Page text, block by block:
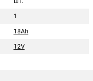
1
18Ah
12V